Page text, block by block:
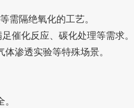
需隔绝氧化的工艺。
催化反应、碳化处理等需求。
渗透实验等特殊场景。